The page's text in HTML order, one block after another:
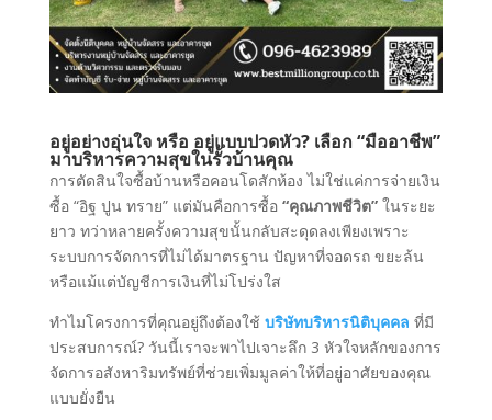
อยู่อย่างอุ่นใจ หรือ อยู่แบบปวดหัว? เลือก “มืออาชีพ”
มาบริหารความสุขในรั้วบ้านคุณ
การตัดสินใจซื้อบ้านหรือคอนโดสักห้อง ไม่ใช่แค่การจ่ายเงิน
ซื้อ “อิฐ ปูน ทราย” แต่มันคือการซื้อ “คุณภาพชีวิต”ในระยะ
ยาว ทว่าหลายครั้งความสุขนั้นกลับสะดุดลงเพียงเพราะ
ระบบการจัดการที่ไม่ได้มาตรฐาน ปัญหาที่จอดรถ ขยะล้น
หรือแม้แต่บัญชีการเงินที่ไม่โปร่งใส
ทำไมโครงการที่คุณอยู่ถึงต้องใช้ บริษัทบริหารนิติบุคคล ที่มี
ประสบการณ์? วันนี้เราจะพาไปเจาะลึก 3 หัวใจหลักของการ
จัดการอสังหาริมทรัพย์ที่ช่วยเพิ่มมูลค่าให้ที่อยู่อาศัยของคุณ
แบบยั่งยืน